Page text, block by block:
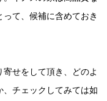
て、候補に含めておき
せをして頂き、どのよ
、チェックしてみては如